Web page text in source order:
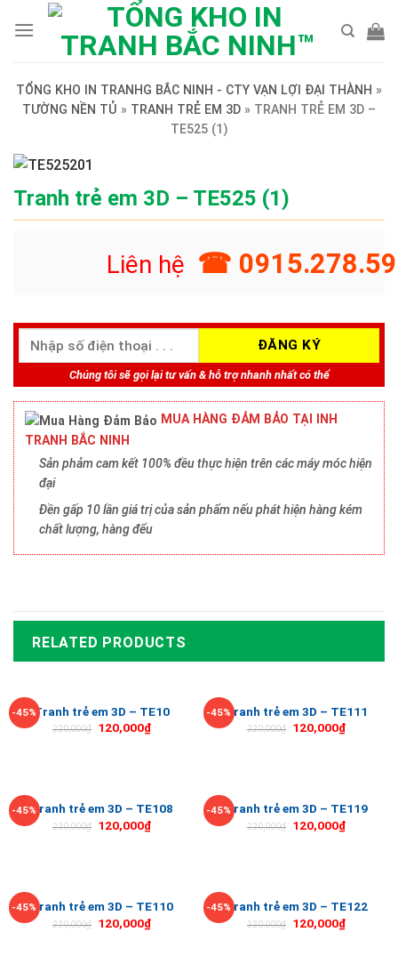
TỔNG KHO IN TRANHG BẮC NINH - CTY VẠN LỢI ĐẠI THÀNH »
TƯỜNG NỀN TỦ » TRANH TRẺ EM 3D » TRANH TRẺ EM 3D –
TE525 (1)
Tranh trẻ em 3D – TE525 (1)
Liên hệ ☎
Chúng tôi sẽ gọi lại tư vấn & hỗ trợ nhanh nhất có thể
MUA HÀNG ĐẢM BẢO TẠI INH
TRANH BẮC NINH
Sản phảm cam kết 100% đều thực hiện trên các máy móc hiện
đại
Đền gấp 10 lần giá trị của sản phẩm nếu phát hiện hàng kém
chất lượng, hàng đểu
RELATED PRODUCTS
-45%Tranh trẻ em 3D – TE10
220,000₫ 120,000₫
-45%Tranh trẻ em 3D – TE111
220,000₫ 120,000₫
-45%Tranh trẻ em 3D – TE108
220,000₫ 120,000₫
-45%Tranh trẻ em 3D – TE119
220,000₫ 120,000₫
-45%Tranh trẻ em 3D – TE110
220,000₫ 120,000₫
-45%Tranh trẻ em 3D – TE122
220,000₫ 120,000₫